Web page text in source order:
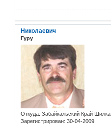
Николаевич
Гуру
Откуда: Забайкальский Край Шилка
Зарегистрирован: 30-04-2009